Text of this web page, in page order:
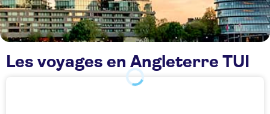
Les voyages en Angleterre TUI